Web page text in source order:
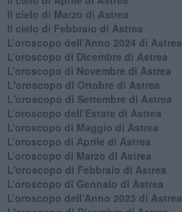
​Il cielo di Marzo di Astrea
​Il cielo di Febbraio di Astrea
​L’oroscopo dell’Anno 2024 di Astrea
​L’oroscopo di Dicembre di Astrea
​L’oroscopo di Novembre di Astrea
L'oroscopo di Ottobre di Astrea
L'oroscopo di Settembre di Astrea
L’oroscopo dell’Estate di Astrea
​L’oroscopo di Maggio di Astrea
​L’oroscopo di Aprile di Astrea
L’oroscopo di Marzo di Astrea
L'oroscopo di Febbraio di Astrea
​L’oroscopo di Gennaio di Astrea
​L’oroscopo dell’Anno 2023 di Astrea